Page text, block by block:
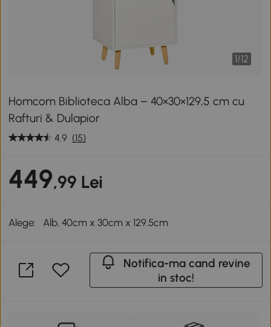
1/12
Homcom Biblioteca Alba – 40×30×129,5 cm cu
Rafturi & Dulapior
4.9 (15)
449,99 Lei
Alege: Alb, 40cm x 30cm x 129.5cm
Notifica-ma cand revine
in stoc!